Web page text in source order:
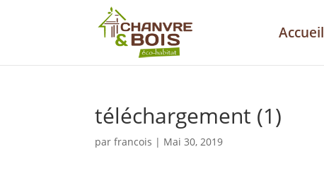
Accueil
téléchargement (1)
parfrancois | Mai 30, 2019